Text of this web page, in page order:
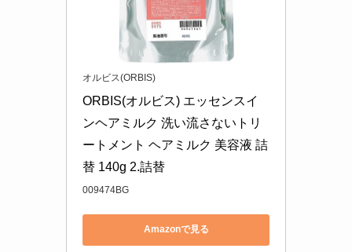
オルビス(ORBIS)
ORBIS(オルビス) エッセンスイ
ンヘアミルク 洗い流さないトリ
ートメント ヘアミルク 美容液 詰
替 140g 2.詰替
009474BG
Amazonで見る